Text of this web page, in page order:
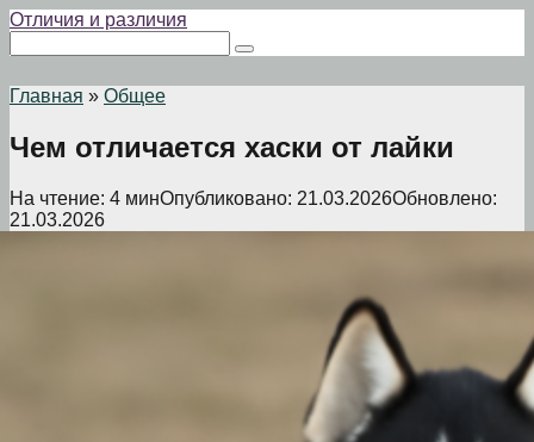
Перейти
контенту
Отличия и различия
Главная » Общее
Чем отличается хаски от лайки
На чтение: 4 минОпубликовано: 21.03.2026Обновлено:
21.03.2026